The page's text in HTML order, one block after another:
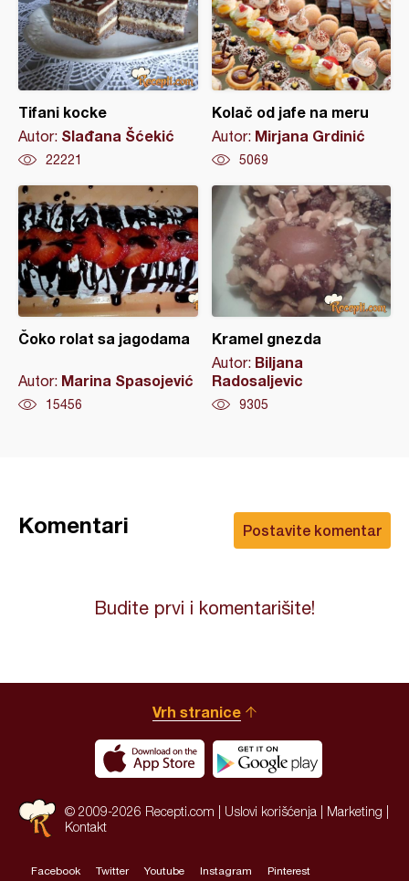
Tifani kocke
Autor: Slađana Šćekić
22221
Kolač od jafe na meru
Autor: Mirjana Grdinić
5069
Čoko rolat sa jagodama
Autor: Marina Spasojević
15456
Kramel gnezda
Autor: Biljana
Radosaljevic
9305
Postavite komentar
Komentari
Budite prvi i komentarišite!
Vrh stranice
© 2009-2026 Recepti.com | Uslovi korišćenja Marketing
Kontakt
Facebook Twitter Youtube Instagram Pinterest